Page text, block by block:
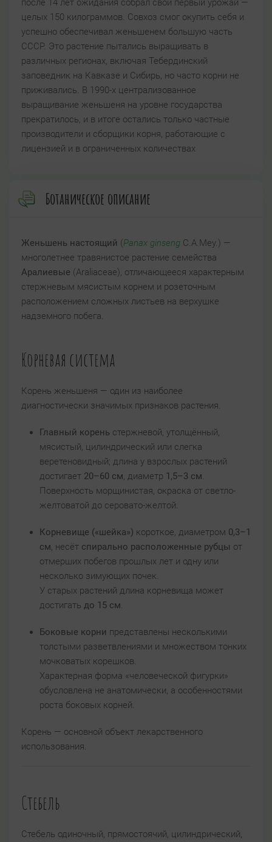
после 14 лет ожидания собрал свой первый урожай —
целых 150 килограммов. Совхоз смог окупить себя и
успешно обеспечивал женьшенем большую часть
СССР. Это растение пытались выращивать в
различных регионах, включая Тебердинский
заповедник на Кавказе и Сибирь, но часто корни не
приживались. В 1990-х централизованное
выращивание женьшеня на уровне государства
прекратилось, и в итоге остались только частные
производители и сборщики корня, работающие с
лицензией и в ограниченных количествах
Ботаническое описание
Женьшень настоящий (Panax ginseng C.A.Mey.) —
многолетнее травянистое растение семейства
Аралиевые (Araliaceae), отличающееся характерным
стержневым мясистым корнем и розеточным
расположением сложных листьев на верхушке
надземного побега.
Корневая система
Корень женьшеня — один из наиболее
диагностически значимых признаков растения.
Главный корень стержневой, утолщённый,
мясистый, цилиндрический или слегка
веретеновидный; длина у взрослых растений
достигает 20–60 см, диаметр 1,5–3 см.
Поверхность морщинистая, окраска от светло-
желтоватой до серовато-желтой.
Корневище («шейка») короткое, диаметром 0,3–1
см, несёт спирально расположенные рубцы от
отмерших побегов прошлых лет и одну или
несколько зимующих почек.
У старых растений длина корневища может
достигать до 15 см.
Боковые корни представлены несколькими
толстыми разветвлениями и множеством тонких
мочковатых корешков.
Характерная форма «человеческой фигурки»
обусловлена не анатомически, а особенностями
роста боковых корней.
Корень — основной объект лекарственного
использования.
Стебель
Стебель одиночный, прямостоячий, цилиндрический,